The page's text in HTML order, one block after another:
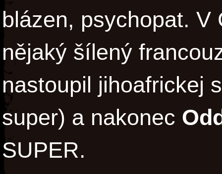
blázen, psychopat.
nějaký šílený
nastoupil jihoafrickej
super) a nakonec
SUPER.